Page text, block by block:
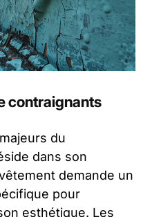
contraignants
du
dans son
demande un
pour
esthétique. Les